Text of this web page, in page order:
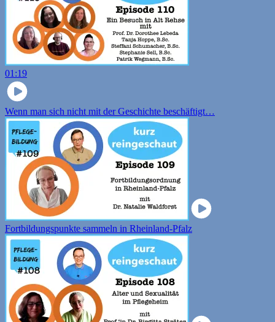
01:19
Wenn man sich nicht mit der Geschichte beschäftigt…
Fortbildungspunkte sammeln in Rheinland-Pfalz